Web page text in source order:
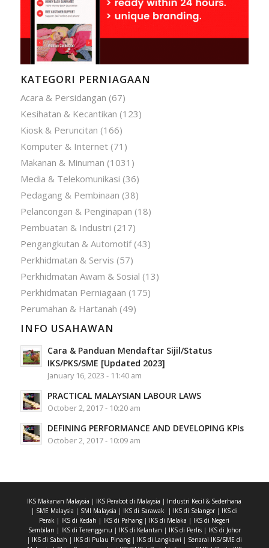
KATEGORI PERNIAGAAN
Acara & Persidangan (67)
Kesihatan & Kecantikan (123)
Kiosk & Peruncitan (166)
Komputer & Internet(71)
Makanan & Minuman (1031)
Media & Telekomunikasi (36)
Pedagang & Pembinaan (38)
Pelancongan & Penginapan (18)
Pembuatan & Industri (217)
Pengangkutan & Automotif(43)
Perkhidmatan & Servis (57)
Perkhidmatan Awam & Sosial (13)
Perkhidmatan Perniagaan (175)
Perumahan & Hartanah (49)
INFO USAHAWAN
Cara & Panduan Mendaftar Sijil/Status
IKS/PKS/SME [Updated 2023]
January 16, 2023 - 11:40 am
PRACTICAL MALAYSIAN LABOUR LAWS
October 2, 2017 - 10:20 am
DEFINING PERFORMANCE AND DEVELOPING KPIs
October 2, 2017 - 10:09 am
IKS Makanan Malaysia | IKS Perabot di Malaysia | Industri Kecil & Sederhana
| SME Malaysia | SMI Malaysia | IKS di Sarawak| IKS di Selangor| IKS di
Perak | IKS di Kedah | IKS di Pahang | IKS di Melaka | IKS di Negeri
Sembilan | IKS di Terengganu | IKS di Kelantan | IKS di Perlis| IKS di Johor
| IKS di Sabah | IKS di Pulau Pinang| IKS di Langkawi | Senarai IKS/SME di